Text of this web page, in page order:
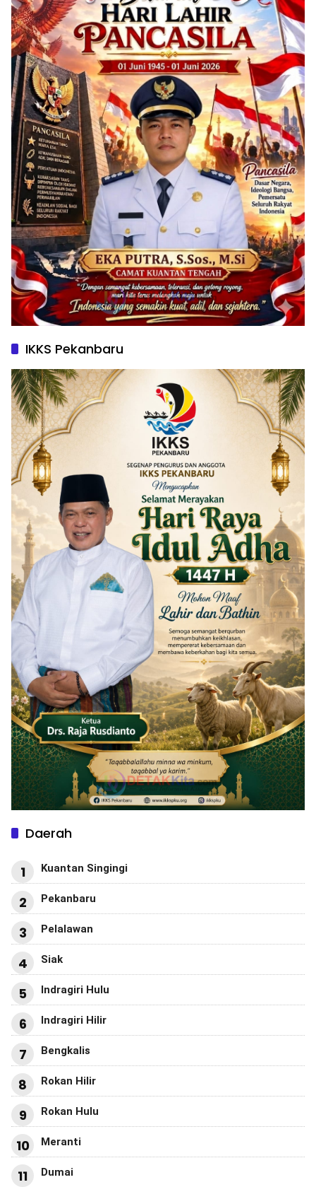
IKKS Pekanbaru
Daerah
1 Kuantan Singingi
2 Pekanbaru
3 Pelalawan
4 Siak
5 Indragiri Hulu
6 Indragiri Hilir
7 Bengkalis
8 Rokan Hilir
9 Rokan Hulu
10 Meranti
11 Dumai